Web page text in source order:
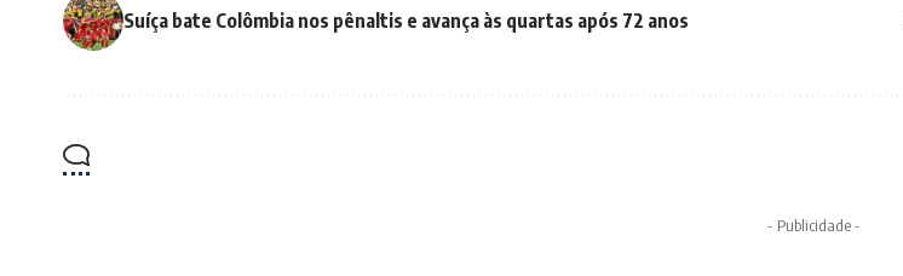
Suíça bate Colômbia nos pênaltis e avança às quartas após 72 anos
- Publicidade -